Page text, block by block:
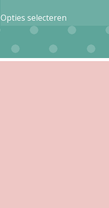
Opties selecteren
product
meerdere